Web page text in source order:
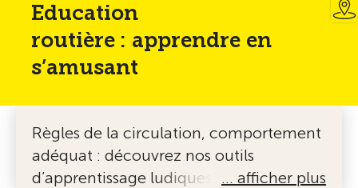
Education
routière : apprendre en
s’amusant
Règles de la circulation, comportement
adéquat : découvrez nos outils
d’apprentissage ludiques
… afficher plus